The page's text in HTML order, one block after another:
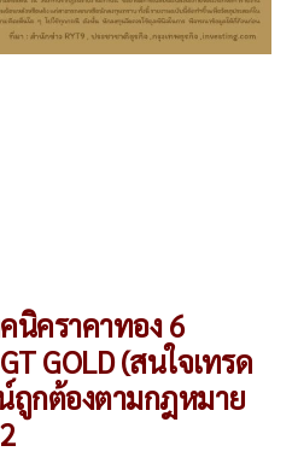
นิคราคาทอง 6
GOLD (สนใจเทรด
ถูกต้องตามกฎหมาย